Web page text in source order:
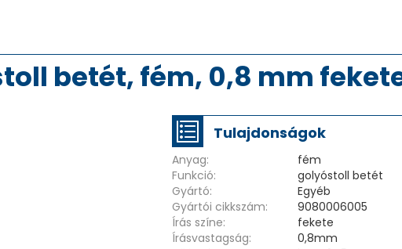
betét, fém, 0,8 mm
Tulajdonságok
Anyag:
fém
Funkció:
golyóstoll betét
Gyártó:
Egyéb
Gyártói cikkszám:
9080006005
Írás színe:
fekete
Írásvastagság:
0,8mm